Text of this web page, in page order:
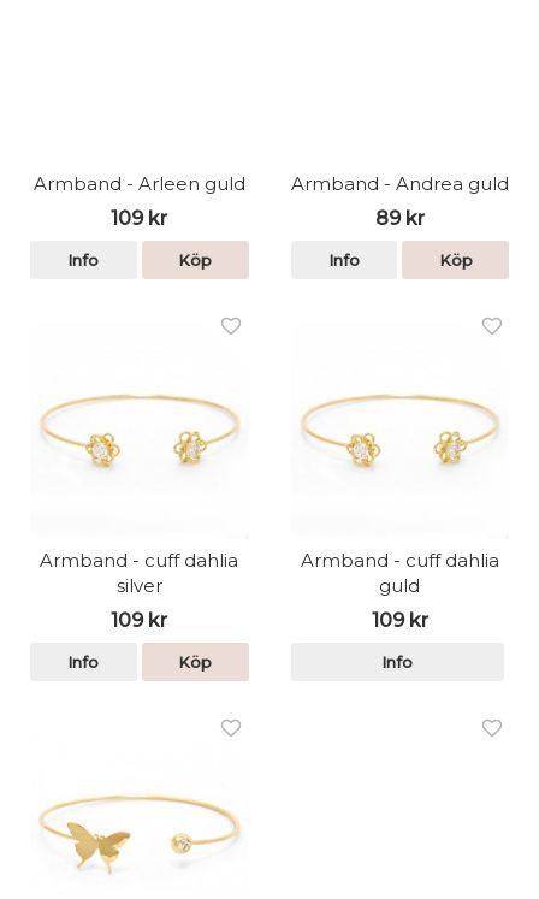
Armband - Arleen guld
109 kr
Info Köp
Armband - Andrea guld
89 kr
Info Köp
Armband - cuff dahlia
silver
109 kr
Info Köp
Armband - cuff dahlia
guld
109 kr
Info